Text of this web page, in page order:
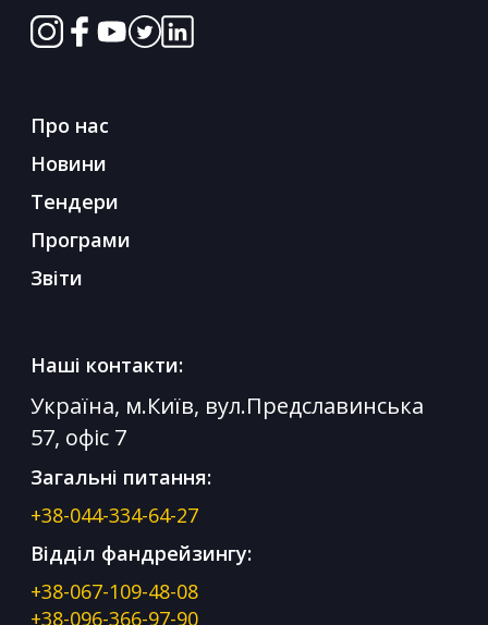
Про нас
Новини
Тендери
Програми
Звіти
Наші контакти:
Україна, м.Київ, вул.Предславинська
57, офіс 7
Загальні питання:
+38-044-334-64-27
Відділ фандрейзингу:
+38-067-109-48-08
+38-096-366-97-90